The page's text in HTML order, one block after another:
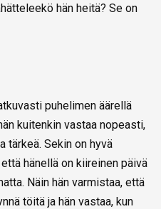
hän heitä? Se on
puhelimen äärellä
kuitenkin vastaa nopeasti,
tärkeä. Sekin on hyvä
hänellä on kiireinen päivä
Näin hän varmistaa, että
töitä ja hän vastaa, kun